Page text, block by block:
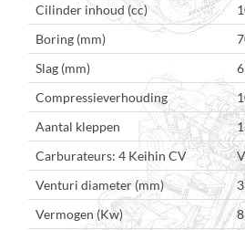
Cilinder inhoud (cc)
Boring (mm)
Slag (mm)
Compressieverhouding
Aantal kleppen
Carburateurs: 4 Keihin CV
Venturi diameter (mm)
Vermogen (Kw)